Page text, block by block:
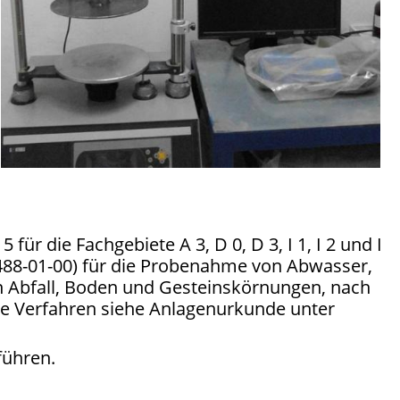
für die Fachgebiete A 3, D 0, D 3, I 1, I 2 und I
01-00) für die Probenahme von Abwasser,
Boden und Gesteinskörnungen, nach
Verfahren siehe Anlagenurkunde unter